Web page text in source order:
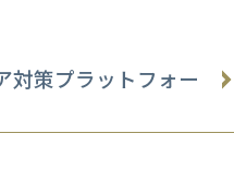
対策プラットフォー